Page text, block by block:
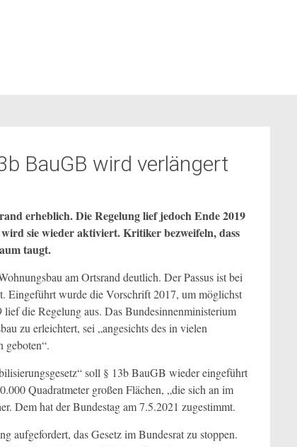
BauGB wird verlängert
erheblich. Die Regelung lief jedoch Ende 2019
sie wieder aktiviert. Kritiker bezweifeln, dass
taugt.
am Ortsrand deutlich. Der Passus ist bei
Eingeführt wurde die Vorschrift 2017, um möglichst
die Regelung aus. Das Bundesinnenministerium
zu erleichtert, sei „angesichts des in vielen
geboten“.
soll § 13b BauGB wieder eingeführt
Quadratmeter großen Flächen, „die sich an im
Dem hat der Bundestag am 7.5.2021 zugestimmt.
aufgefordert, das Gesetz im Bundesrat zu stoppen.